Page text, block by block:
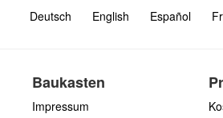
Deutsch English Español
Baukasten
Impressum